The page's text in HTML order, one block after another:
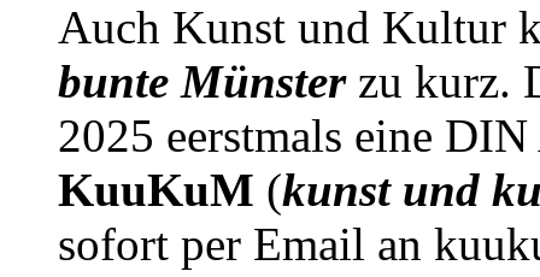
Auch Kunst und Kultur
bunte Münsterzu kurz.
2025 eerstmals eine
KuuKuM (kunst und
sofort per Email an